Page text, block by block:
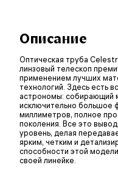
Описание
Оптическая труба
линзовый телескоп
применением лучших
технологий. Здесь есть
астрономы: собирающий
исключительно большое
миллиметров, полное
поколения. Все это
уровень, делая
ярким, четким и
способности этой
своей линейке.